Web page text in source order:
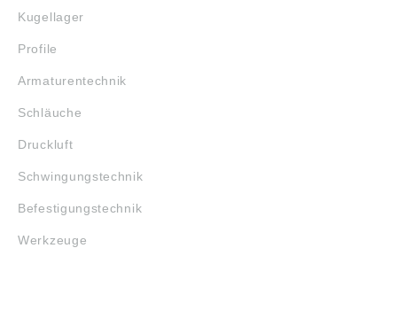
Kugellager
Profile
Armaturentechnik
Schläuche
Druckluft
Schwingungstechnik
Befestigungstechnik
Werkzeuge